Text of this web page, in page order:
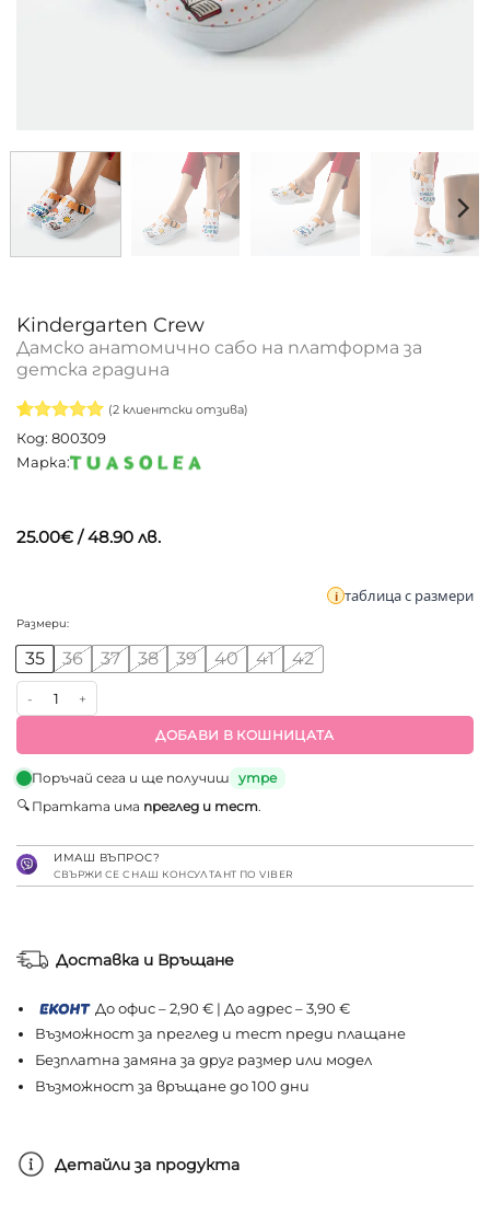
Kindergarten Crew
Дамско анатомично сабо на платформа за
детска градина
Оценен5
от 5,
базирано
2
(2клиентски отзива)
Код: 800309
Марка:
25.00€ / 48.90 лв.
таблица с размери
Размери:
35 36 37 38 39 40 41 42
количество за Дамско анатомично сабо на платформа за детска
ДОБАВИ В КОШНИЦАТА
Поръчай сега и ще получиш утре
🔍 Пратката има преглед и тест.
ИМАШ ВЪПРОС?
СВЪРЖИ СЕ С НАШ КОНСУЛТАНТ ПО VIBER
Доставка и Връщане
До офис – 2,90 € | До адрес – 3,90 €
Възможност за преглед и тест преди плащане
Безплатна замяна за друг размер или модел
Възможност за връщане до 100 дни
Детайли за продукта